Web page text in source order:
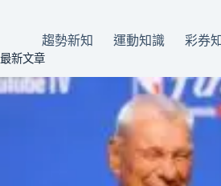
趨勢新知 運動知識 彩券
最新文章